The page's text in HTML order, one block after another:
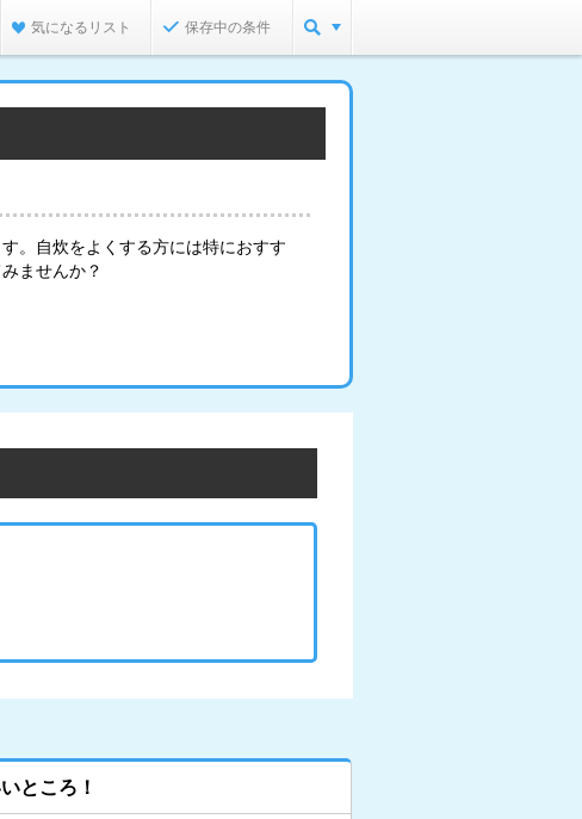
気になるリスト 保存中の条件
。自炊をよくする方には特におすす
ませんか？
ところ！